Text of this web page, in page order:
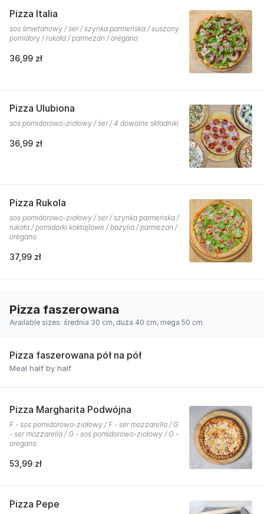
Pizza Italia
sos śmietanowy / ser / szynka parmeńska / suszony
pomidory / rukoła / parmezan / oregano
36,99 zł
Pizza Ulubiona
sos pomidorowo-ziołowy / ser / 4 dowolne składniki
36,99 zł
Pizza Rukola
sos pomidorowo-ziołowy / ser / szynka parmeńska /
rukoła / pomidorki koktajlowe / bazylia / parmezan /
oregano
37,99 zł
Pizza faszerowana
Available sizes: średnia 30 cm, duża 40 cm, mega 50 cm.
Pizza faszerowana pół na pół
Meal half by half
Pizza Margharita Podwójna
F - sos pomidorowo-ziołowy / F - ser mozzarella / G
- ser mozzarella / G - sos pomidorowo-ziołowy / G -
oregano
53,99 zł
Pizza Pepe